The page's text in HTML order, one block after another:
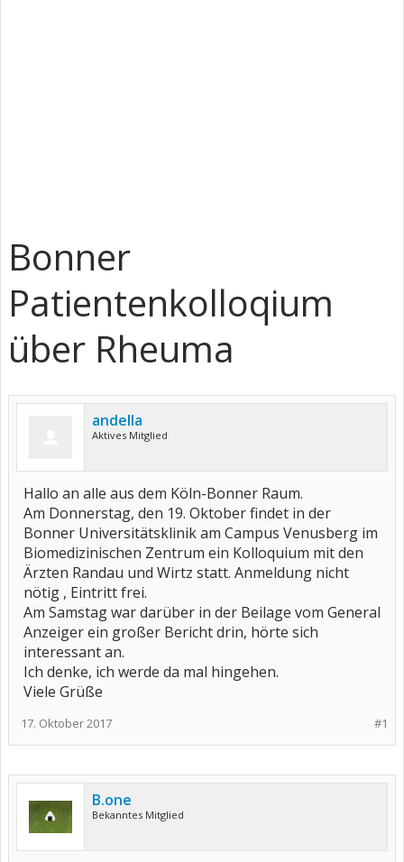
Bonner
Patientenkolloqium
über Rheuma
andella
Aktives Mitglied
Hallo an alle aus dem Köln-Bonner Raum.
Am Donnerstag, den 19. Oktober findet in der
Bonner Universitätsklinik am Campus Venusberg im
Biomedizinischen Zentrum ein Kolloquium mit den
Ärzten Randau und Wirtz statt. Anmeldung nicht
nötig , Eintritt frei.
Am Samstag war darüber in der Beilage vom General
Anzeiger ein großer Bericht drin, hörte sich
interessant an.
Ich denke, ich werde da mal hingehen.
Viele Grüße
#1
17. Oktober 2017
B.one
Bekanntes Mitglied